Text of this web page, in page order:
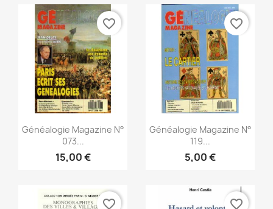
Snabbvy
Généalogie Magazine N°
073...
15,00 €
favorite_border
Snabbvy
Généalogie Magazine N°
119...
5,00 €
favorite_border
favorite_border favorite_border